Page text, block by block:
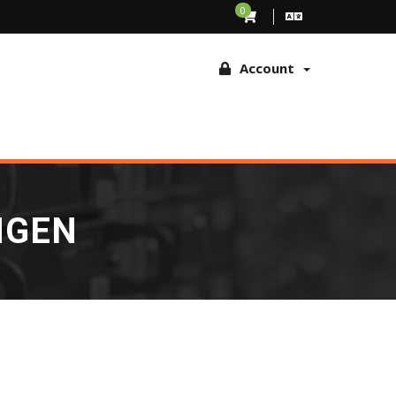
om fraude en misbruik te voorkomen. Door verder te surfen op
0
Account